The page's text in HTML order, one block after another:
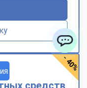
средств
- 40%